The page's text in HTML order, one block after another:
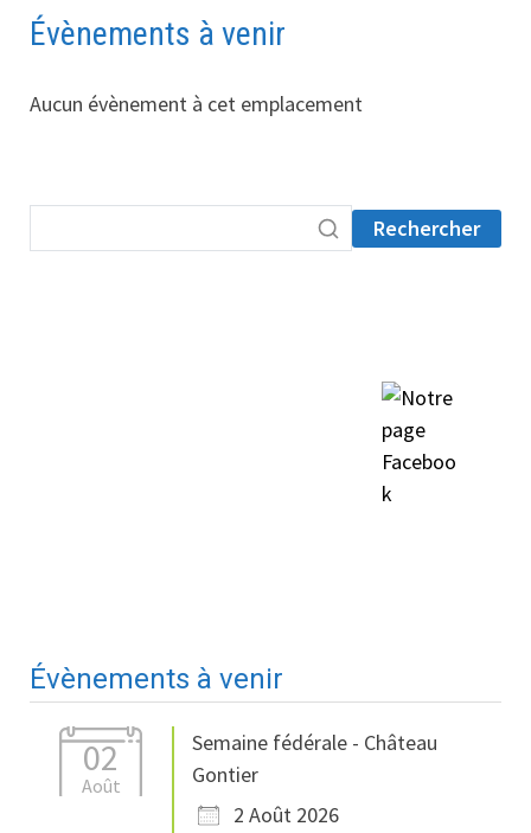
Évènements à venir
Aucun évènement à cet emplacement
Rechercher
Évènements à venir
02
Août
Semaine fédérale - Château
Gontier
2 Août 2026